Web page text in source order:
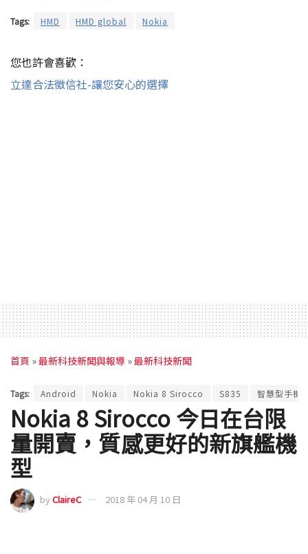
Tags: HMD HMD global Nokia
您也許會喜歡：
立達合法徵信社-讓您安心的選擇
首頁 »最新科技新聞與報導 »最新科技新聞
Tags: Android Nokia Nokia 8 Sirocco S835 智慧型手機
Nokia 8 Sirocco 今日在台限
量開賣，質感更好的新旗艦機
型
byClaireC 2018 年 04 月 10 日